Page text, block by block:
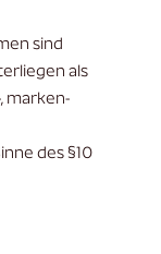
sind
als
marken-
des §10